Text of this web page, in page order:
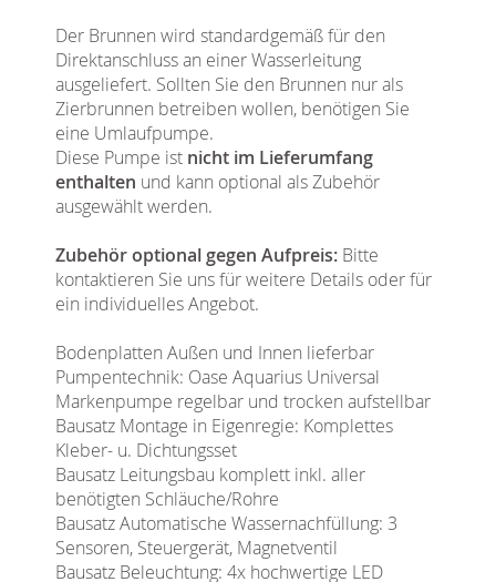
Der Brunnen wird standardgemäß für den
Direktanschluss an einer Wasserleitung
ausgeliefert. Sollten Sie den Brunnen nur als
Zierbrunnen betreiben wollen, benötigen Sie
eine Umlaufpumpe.
Diese Pumpe ist nicht im Lieferumfang
enthalten und kann optional als Zubehör
ausgewählt werden.
Zubehör optional gegen Aufpreis: Bitte
kontaktieren Sie uns für weitere Details oder für
ein individuelles Angebot.
Bodenplatten Außen und Innen lieferbar
Pumpentechnik: Oase Aquarius Universal
Markenpumpe regelbar und trocken aufstellbar
Bausatz Montage in Eigenregie: Komplettes
Kleber- u. Dichtungsset
Bausatz Leitungsbau komplett inkl. aller
benötigten Schläuche/Rohre
Bausatz Automatische Wassernachfüllung: 3
Sensoren, Steuergerät, Magnetventil
Bausatz Beleuchtung: 4x hochwertige LED